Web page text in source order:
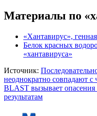
Материалы по
«Хантавирус»,
Белок красных
«хантавируса»
Источник:
неоднократно совпадают
BLAST вызывает
результатам